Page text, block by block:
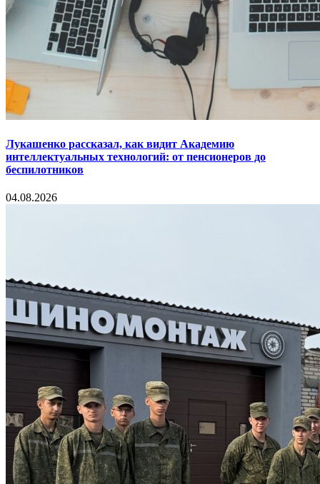
Лукашенко рассказал, как видит Академию
интеллектуальных технологий: от пенсионеров до
беспилотников
04.08.2026